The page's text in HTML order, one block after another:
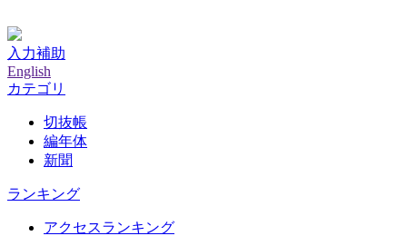
入力補助
English
カテゴリ
切抜帳
編年体
新聞
ランキング
アクセスランキング